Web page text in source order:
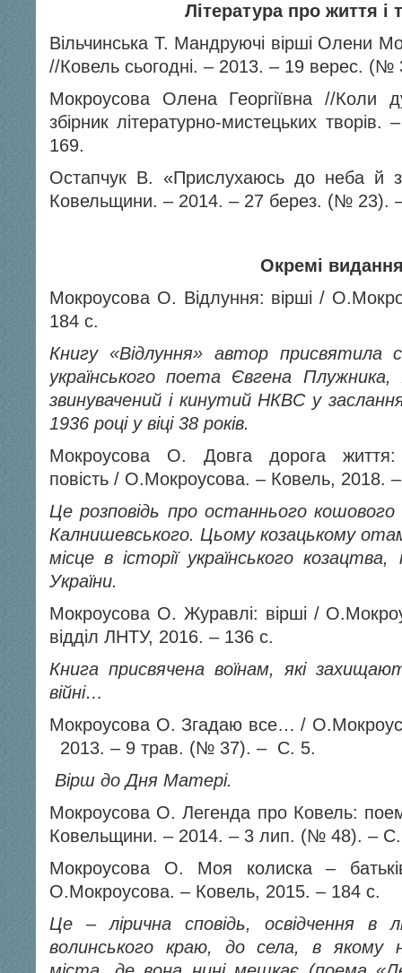
Література про життя і
Вільчинська Т. Мандруючі вірші Олени
//Ковель сьогодні. – 2013. – 19 верес.
Мокроусова Олена Георгіївна //Коли
збірник літературно-мистецьких
169.
Остапчук В. «Прислухаюсь до неба й
Ковельщини. – 2014. – 27 берез. (№ 23).
Окремі
Мокроусова О. Відлуння: вірші /
184 с.
Книгу «Відлуння» автор присвятила
українського поета Євгена Плужника,
звинувачений і кинутий НКВС у
1936 році у віці 38 років.
Мокроусова О. Довга дорога життя:
повість / О.Мокроусова. – Ковель, 2018.
Це розповідь про останнього кошового
Калнишевського. Цьому козацькому
місце в історії українського
України.
Мокроусова О. Журавлі: вірші /
відділ ЛНТУ, 2016. – 136 с.
Книга присвячена воїнам, які
війні…
Мокроусова О. Згадаю все… /
2013. – 9 трав. (№ 37). – С. 5.
Вірш до Дня Матері.
Мокроусова О. Легенда про Ковель:
Ковельщини. – 2014. – 3 лип. (№ 48). –
Мокроусова О. Моя колиска –
О.Мокроусова. – Ковель, 2015. – 184 с.
Це – лірична сповідь, освідчення в
волинського краю, до села, в якому